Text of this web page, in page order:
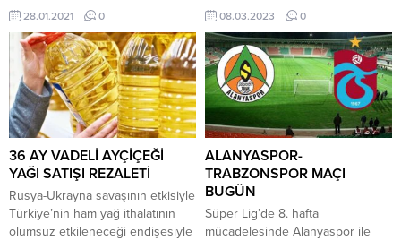
yapılan açıklamada, Büyükşehir
Belediye Erzurumspor maçında
rakibine yaptığı müdahale
nedeniyle oyundan atılan
Tzavellas’a 2 resmi müsabakadan
men ve 8 bin 500 lira para cezası
verildiği belirtildi. Yunan oyuncu,
geçen hafta Ankaragücü maçında
forma giyememişti. Bu hafta da
Sivasspor...
28.01.2021 0
bir ilke imza attı. Belkıs Çakır,
Alanya’da olmayan Babyswim ile
0-5 yaş çocuklara yüzmeyi
sevdirip, öğretmek için kurduğu
Babyswim Alanya ile Alanya’da bir
eksiği daha gidermeyi amaçlıyor.
Alanya’da ilk ve tek belgesi olan
Babyswim eğitmeni olan...
08.03.2023 0
36 AY VADELİ AYÇİÇEĞİ
YAĞI SATIŞI REZALETİ
Rusya-Ukrayna savaşının etkisiyle
Türkiye’nin ham yağ ithalatının
olumsuz etkileneceği endişesiyle
ALANYASPOR-
TRABZONSPOR MAÇI
BUGÜN
Süper Lig’de 8. hafta
mücadelesinde Alanyaspor ile